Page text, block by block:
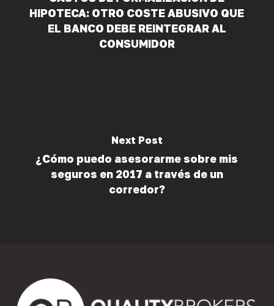
HIPOTECA: OTRO COSTE ABUSIVO QUE
EL BANCO DEBE REINTEGRAR AL
CONSUMIDOR
Next Post
¿Cómo puedo asesorarme sobre mis
seguros en 2017 a través de un
corredor?